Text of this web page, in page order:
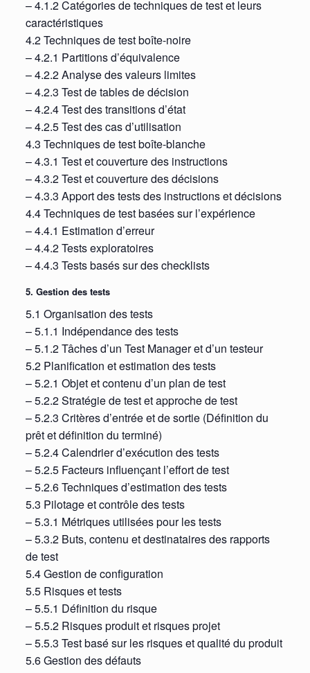
– 4.1.2 Catégories de techniques de test et leurs
caractéristiques
4.2 Techniques de test boîte-noire
– 4.2.1 Partitions d’équivalence
– 4.2.2 Analyse des valeurs limites
– 4.2.3 Test de tables de décision
– 4.2.4 Test des transitions d’état
– 4.2.5 Test des cas d’utilisation
4.3 Techniques de test boîte-blanche
– 4.3.1 Test et couverture des instructions
– 4.3.2 Test et couverture des décisions
– 4.3.3 Apport des tests des instructions et décisions
4.4 Techniques de test basées sur l’expérience
– 4.4.1 Estimation d’erreur
– 4.4.2 Tests exploratoires
– 4.4.3 Tests basés sur des checklists
5. Gestion des tests
5.1 Organisation des tests
– 5.1.1 Indépendance des tests
– 5.1.2 Tâches d’un Test Manager et d’un testeur
5.2 Planification et estimation des tests
– 5.2.1 Objet et contenu d’un plan de test
– 5.2.2 Stratégie de test et approche de test
– 5.2.3 Critères d’entrée et de sortie (Définition du
prêt et définition du terminé)
– 5.2.4 Calendrier d’exécution des tests
– 5.2.5 Facteurs influençant l’effort de test
– 5.2.6 Techniques d’estimation des tests
5.3 Pilotage et contrôle des tests
– 5.3.1 Métriques utilisées pour les tests
– 5.3.2 Buts, contenu et destinataires des rapports
de test
5.4 Gestion de configuration
5.5 Risques et tests
– 5.5.1 Définition du risque
– 5.5.2 Risques produit et risques projet
– 5.5.3 Test basé sur les risques et qualité du produit
5.6 Gestion des défauts